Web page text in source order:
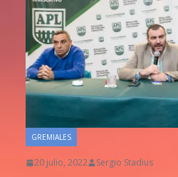
GREMIALES
20 julio, 2022 Sergio Stadius